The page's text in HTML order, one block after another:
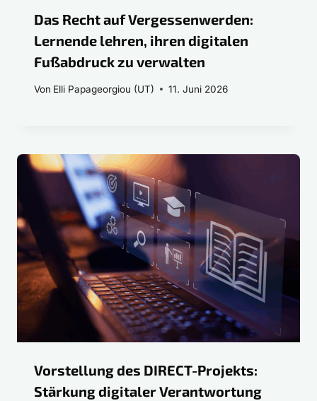
Das Recht auf Vergessenwerden:
Lernende lehren, ihren digitalen
Fußabdruck zu verwalten
Von Elli Papageorgiou (UT) 11. Juni 2026
Vorstellung des DIRECT-Projekts:
Stärkung digitaler Verantwortung